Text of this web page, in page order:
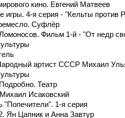
кино. Евгений Матвеев
игры. 4-я серия - "Кельты
Суфлёр
Фильм 1-й - "От недр
артист СССР Михаил
Театр
Исаковский
"Попечители". 1-я серия
Ян Цапник и Анна Завтур